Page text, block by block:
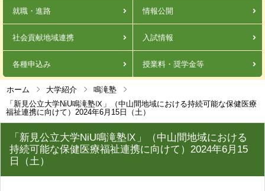
就職・進路 情報公開
社会貢献地域連携 入試情報
各種申込み 授業料・奨学金等
ホーム 大学紹介
鳴滝塾
「新見公立大学NiU鳴滝塾Ⅸ」（中山間地域における持続可能な保健医療
福祉連携に向けて）2024年6月15日（土）
「新見公立大学NiU鳴滝塾Ⅸ」（中山間地域における
持続可能な保健医療福祉連携に向けて）2024年6月15
日（土）